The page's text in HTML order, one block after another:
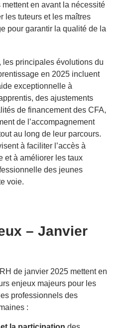
en avant la nécessité
les tuteurs et les maîtres
pour garantir la qualité de la
les principales évolutions du
en 2025 incluent
exceptionnelle à
des ajustements
de financement des CFA,
de l’accompagnement
au long de leur parcours.
à faciliter l’accès à
et à améliorer les taux
des jeunes
voie.
– Janvier
de janvier 2025 mettent en
enjeux majeurs pour les
professionnels des
: